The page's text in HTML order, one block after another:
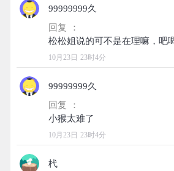
99999999久
回复 ：
10月23日 23时4分
99999999久
回复 ：
10月23日 23时4分
杙